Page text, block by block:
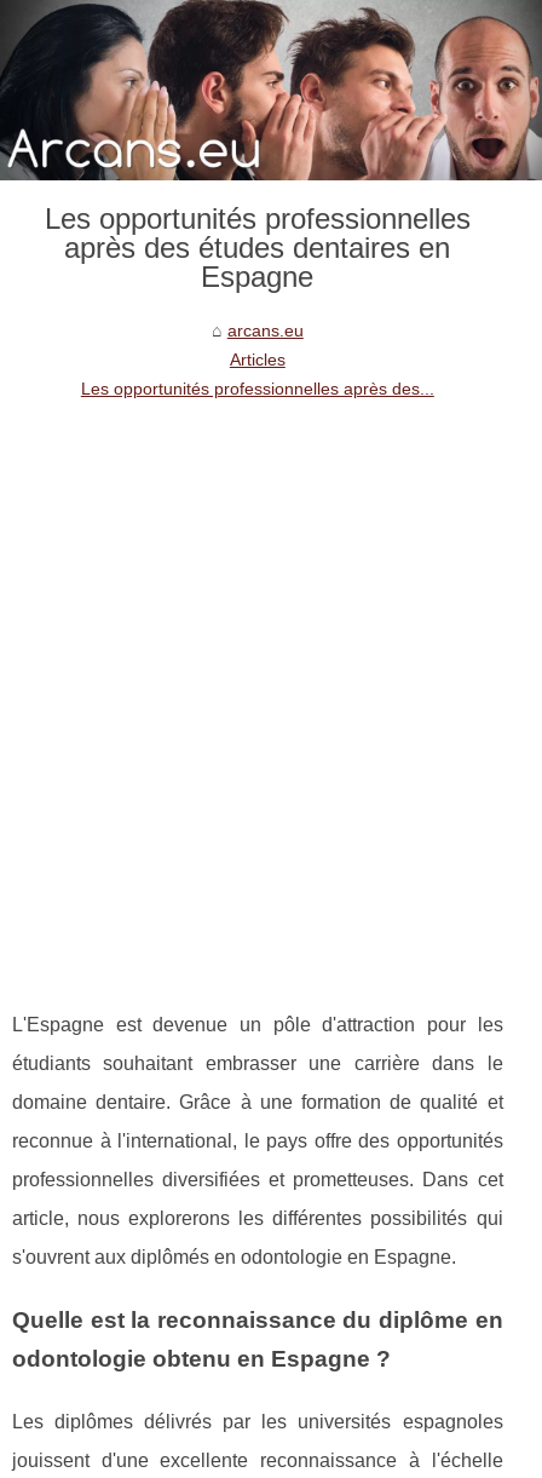
Les opportunités professionnelles
après des études dentaires en
Espagne
arcans.eu
Articles
Les opportunités professionnelles après des...
L'Espagne est devenue un pôle d'attraction pour les
étudiants souhaitant embrasser une carrière dans le
domaine dentaire. Grâce à une formation de qualité et
reconnue à l'international, le pays offre des opportunités
professionnelles diversifiées et prometteuses. Dans cet
article, nous explorerons les différentes possibilités qui
s'ouvrent aux diplômés en odontologie en Espagne.
Quelle est la reconnaissance du diplôme en
odontologie obtenu en Espagne ?
Les diplômes délivrés par les universités espagnoles
jouissent d'une excellente reconnaissance à l'échelle